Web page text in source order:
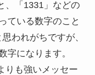
、「1331」などの
ている数字のこと
われがちですが、
字になります。
りも強いメッセー